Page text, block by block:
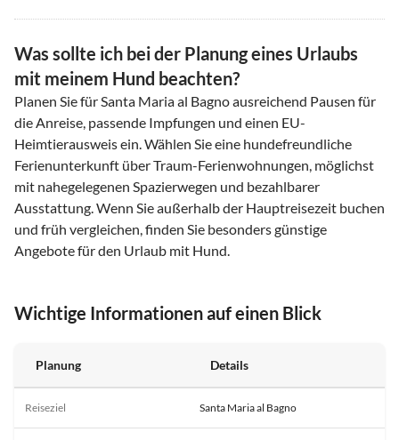
Was sollte ich bei der Planung eines Urlaubs
mit meinem Hund beachten?
Planen Sie für Santa Maria al Bagno ausreichend Pausen für
die Anreise, passende Impfungen und einen EU-
Heimtierausweis ein. Wählen Sie eine hundefreundliche
Ferienunterkunft über Traum-Ferienwohnungen, möglichst
mit nahegelegenen Spazierwegen und bezahlbarer
Ausstattung. Wenn Sie außerhalb der Hauptreisezeit buchen
und früh vergleichen, finden Sie besonders günstige
Angebote für den Urlaub mit Hund.
Wichtige Informationen auf einen Blick
Planung Details
Reiseziel Santa Maria al Bagno